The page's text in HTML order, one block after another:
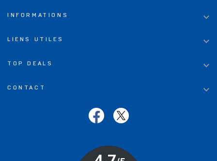
INFORMATIONS 
LIENS UTILES 
TOP DEALS 
CONTACT 